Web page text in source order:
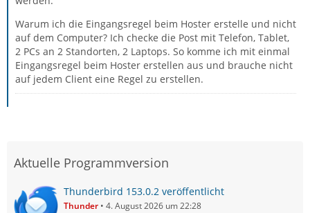
Warum ich die Eingangsregel beim Hoster erstelle und nicht
auf dem Computer? Ich checke die Post mit Telefon, Tablet,
2 PCs an 2 Standorten, 2 Laptops. So komme ich mit einmal
Eingangsregel beim Hoster erstellen aus und brauche nicht
auf jedem Client eine Regel zu erstellen.
Aktuelle Programmversion
Thunderbird 153.0.2 veröffentlicht
Thunder 4. August 2026 um 22:28